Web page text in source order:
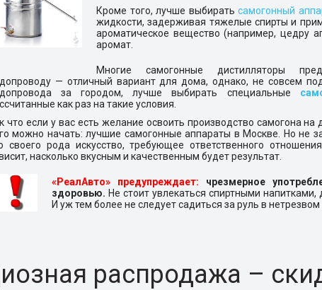
Кроме того, лучше выбиратьсамогонный
жидкости, задерживая тяжелые спирты и
ароматическое вещество (например, цедру
аромат.
Многие самогонные дистилляторы
— отличный вариант для дома, однако, не совсем
за городом, лучше выбирать специальные
как раз на такие условия.
что если у вас есть желание освоить производство самогона
можно начать: лучшие самогонные аппараты в Москве. Но не
своего рода искусство, требующее ответственного
насколько вкусным и качественным будет результат.
«РеалАвто» предупреждает: чрезмерное
здоровью. Не стоит увлекаться спиртными
И уж тем более не следует садиться за руль в
распродажа –